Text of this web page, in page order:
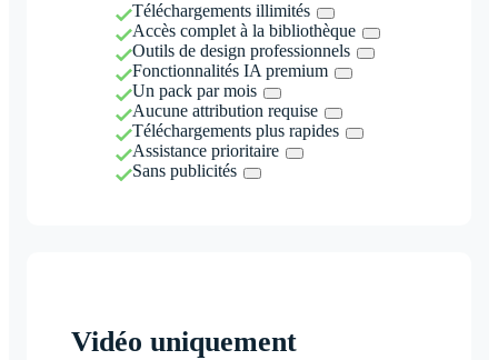
Téléchargements illimités
Accès complet à la bibliothèque
Outils de design professionnels
Fonctionnalités IA premium
Un pack par mois
Aucune attribution requise
Téléchargements plus rapides
Assistance prioritaire
Sans publicités
Vidéo uniquement